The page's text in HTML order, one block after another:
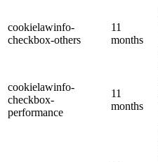
cookielawinfo-
checkbox-others
11
months
cookielawinfo-
checkbox-
performance
11
months